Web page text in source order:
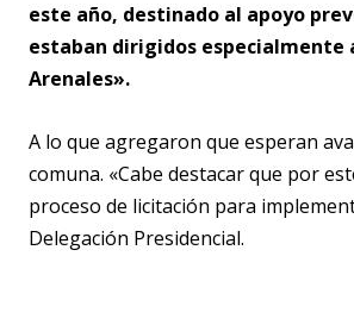
este año, destinado al apoyo
estaban dirigidos especialmente
Arenales».
A lo que agregaron que esperan
comuna. «Cabe destacar que por
proceso de licitación para
Delegación Presidencial.